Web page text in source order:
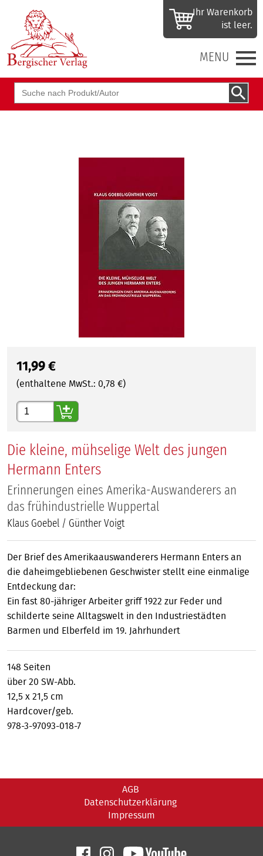
MENU
Ihr Waren­korb
ist leer.
Suchbegriff
11,99 €
(enthaltene MwSt.: 0,78 €)
Gewünschte Anzahl
Die kleine, mühselige Welt des jungen
Hermann Enters
Erinnerungen eines Amerika-Auswanderers an
das frühindustrielle Wuppertal
Klaus Goebel / Günther Voigt
Der Brief des Amerikaauswanderers Hermann Enters an
die daheimgebliebenen Geschwister stellt eine einmalige
Entdeckung dar:
Ein fast 80-jähriger Arbeiter griff 1922 zur Feder und
schilderte seine Alltagswelt in den Industriestädten
Barmen und Elberfeld im 19. Jahrhundert
148 Seiten
über 20 SW-Abb.
12,5 x 21,5 cm
Hardcover/geb.
978-3-97093-018-7
AGB
Datenschutzerklärung
Impressum